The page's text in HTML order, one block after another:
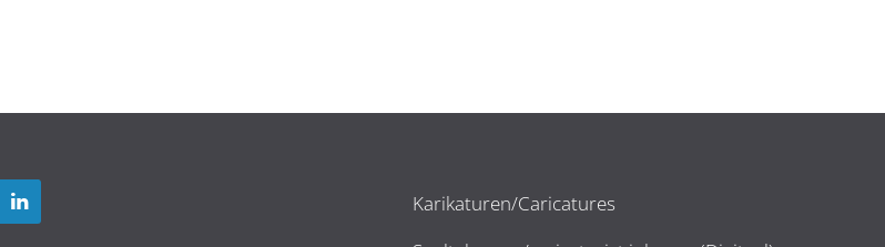
Karikaturen/Caricatures